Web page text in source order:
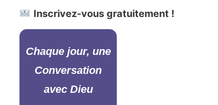
Inscrivez-vous gratuitement !
Chaque jour, une
Conversation
avec Dieu